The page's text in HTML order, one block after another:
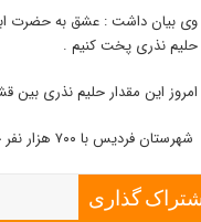
وی بیان داشت : عشق به حضرت
حلیم نذری پخت کنیم .
امروز این مقدار حلیم نذری بین
شهرستان فردیس با ۷۰۰ هزار نفر جمعیت در جنوب کلانشهر کرج مرکز استان البرز قرار دارد.
گذاری